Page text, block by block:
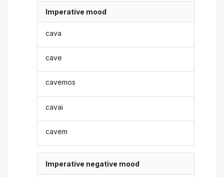
Imperative mood
cava
cave
cavemos
cavai
cavem
Imperative negative mood